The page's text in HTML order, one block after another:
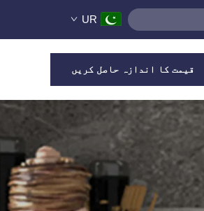
UR
قیمت کا اندازہ حاصل کریں